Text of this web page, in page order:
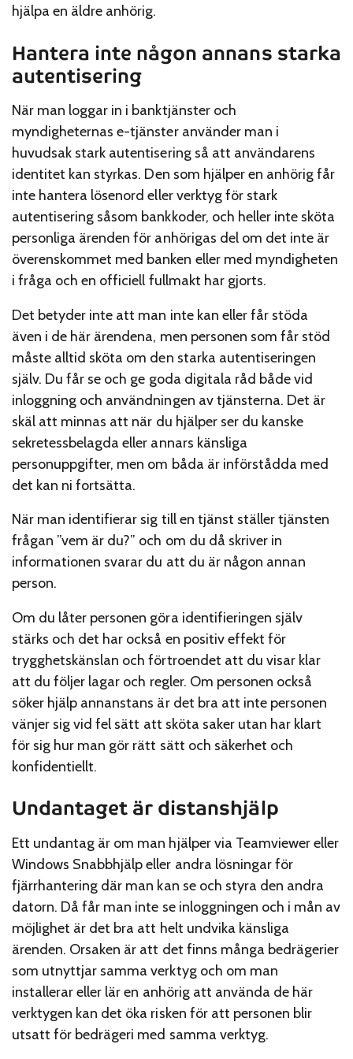
hjälpa en äldre anhörig.
Hantera inte någon annans starka
autentisering
När man loggar in i banktjänster och
myndigheternas e-tjänster använder man i
huvudsak stark autentisering så att användarens
identitet kan styrkas. Den som hjälper en anhörig får
inte hantera lösenord eller verktyg för stark
autentisering såsom bankkoder, och heller inte sköta
personliga ärenden för anhörigas del om det inte är
överenskommet med banken eller med myndigheten
i fråga och en officiell fullmakt har gjorts.
Det betyder inte att man inte kan eller får stöda
även i de här ärendena, men personen som får stöd
måste alltid sköta om den starka autentiseringen
själv. Du får se och ge goda digitala råd både vid
inloggning och användningen av tjänsterna. Det är
skäl att minnas att när du hjälper ser du kanske
sekretessbelagda eller annars känsliga
personuppgifter, men om båda är införstådda med
det kan ni fortsätta.
När man identifierar sig till en tjänst ställer tjänsten
frågan ”vem är du?” och om du då skriver in
informationen svarar du att du är någon annan
person.
Om du låter personen göra identifieringen själv
stärks och det har också en positiv effekt för
trygghetskänslan och förtroendet att du visar klar
att du följer lagar och regler. Om personen också
söker hjälp annanstans är det bra att inte personen
vänjer sig vid fel sätt att sköta saker utan har klart
för sig hur man gör rätt sätt och säkerhet och
konfidentiellt.
Undantaget är distanshjälp
Ett undantag är om man hjälper via Teamviewer eller
Windows Snabbhjälp eller andra lösningar för
fjärrhantering där man kan se och styra den andra
datorn. Då får man inte se inloggningen och i mån av
möjlighet är det bra att helt undvika känsliga
ärenden. Orsaken är att det finns många bedrägerier
som utnyttjar samma verktyg och om man
installerar eller lär en anhörig att använda de här
verktygen kan det öka risken för att personen blir
utsatt för bedrägeri med samma verktyg.